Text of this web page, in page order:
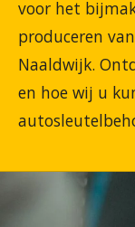
voor het
produceren
Naaldwijk.
en hoe wij u